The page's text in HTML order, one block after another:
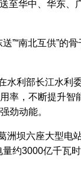
至华中、华东
南北互供”的
利部长江水利
率，不断提升
劲动能。
坝六座大型电
约3000亿千瓦